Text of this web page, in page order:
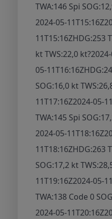
TWA:146 Spi
2024-05-11T15:16Z
11T15:16ZHDG:253
kt TWS:22,0 kt?
05-11T16:16Z
SOG:16,0 kt
11T17:16Z2024-05-
TWA:145 Spi
2024-05-11T18:16Z
11T18:16ZHDG:263
SOG:17,2 kt
11T19:16Z2024-05-
TWA:138 Code 0
2024-05-11T20:16Z